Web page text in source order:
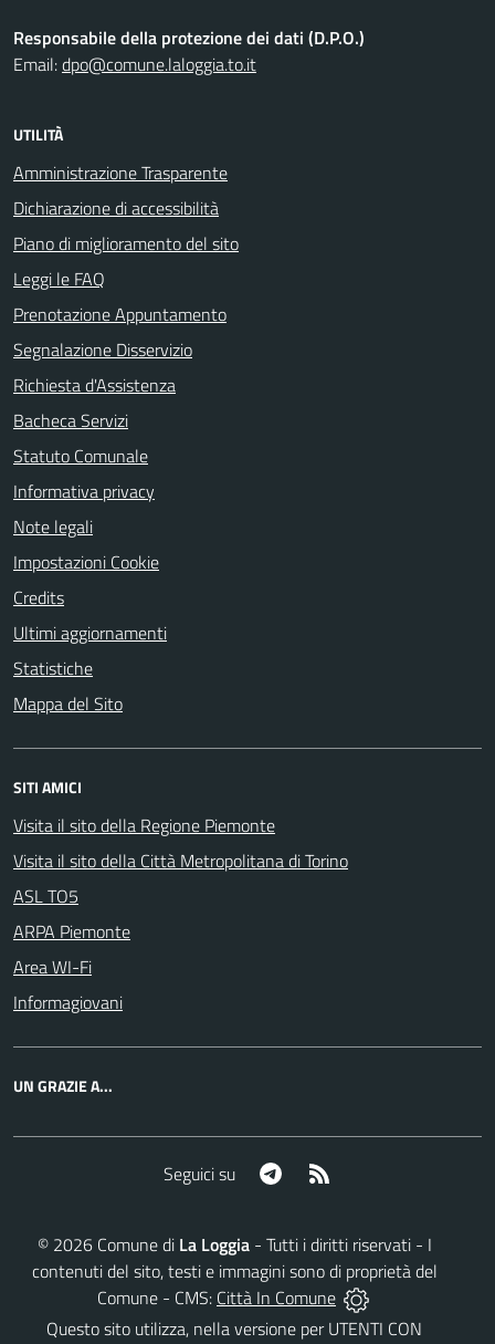
Responsabile della protezione dei dati (D.P.O.)
Email:dpo@comune.laloggia.to.it
UTILITÀ
Amministrazione Trasparente
Dichiarazione di accessibilità
Piano di miglioramento del sito
Leggi le FAQ
Prenotazione Appuntamento
Segnalazione Disservizio
Richiesta d'Assistenza
Bacheca Servizi
Statuto Comunale
Informativa privacy
Note legali
Impostazioni Cookie
Credits
Ultimi aggiornamenti
Statistiche
Mappa del Sito
SITI AMICI
Visita il sito della Regione Piemonte
Visita il sito della Città Metropolitana di Torino
ASL TO5
ARPA Piemonte
Area WI-Fi
Informagiovani
UN GRAZIE A...
Seguici su Telegram
© 2026Comune di La Loggia- Tutti i diritti riservati - I
contenuti del sito, testi e immagini sono di proprietà del
Comune - CMS: Città In Comune
Questo sito utilizza, nella versione per UTENTI CON